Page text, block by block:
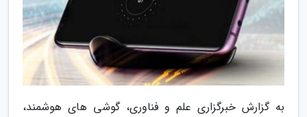
به گزارش خبرگزاری علم و فناوری، گوشی های هوشمند،